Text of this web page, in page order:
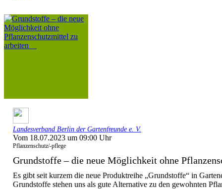
Landesverband Berlin der Gartenfreunde e. V.
Vom 18.07.2023 um 09:00 Uhr
Pflanzenschutz/-pflege
Grundstoffe – die neue Möglichkeit ohne
Es gibt seit kurzem die neue Produktreihe „Grundstoffe“ in
Grundstoffe stehen uns als gute Alternative zu den gewohnten